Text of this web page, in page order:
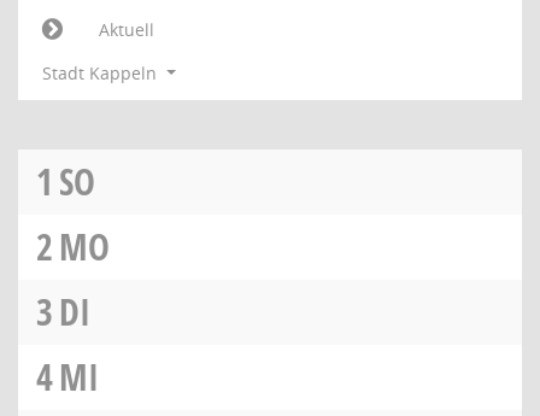
Aktuell
Stadt Kappeln
1 SO
2MO
3DI
4MI